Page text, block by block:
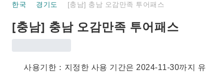
한국 경기도 [충남] 충남 오감만족 투어패스
[충남] 충남 오감만족 투어패스
사용기한：지정한 사용 기간은 2024-11-30까지 유